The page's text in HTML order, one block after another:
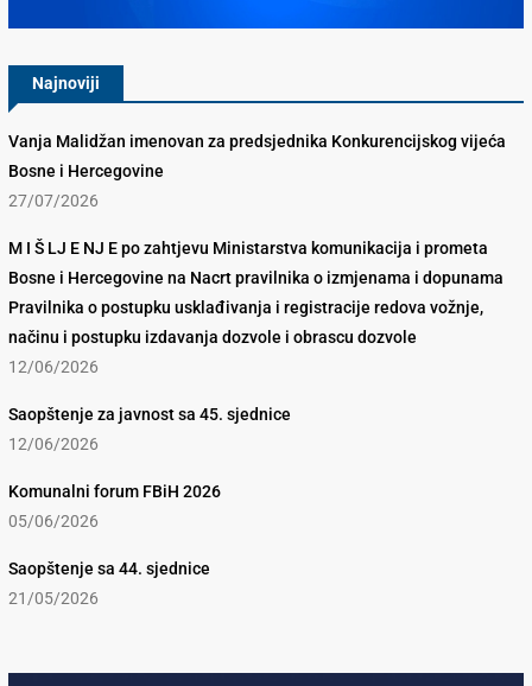
Najnoviji
Vanja Malidžan imenovan za predsjednika Konkurencijskog vijeća
Bosne i Hercegovine
27/07/2026
M I Š LJ E NJ E po zahtjevu Ministarstva komunikacija i prometa
Bosne i Hercegovine na Nacrt pravilnika o izmjenama i dopunama
Pravilnika o postupku usklađivanja i registracije redova vožnje,
načinu i postupku izdavanja dozvole i obrascu dozvole
12/06/2026
Saopštenje za javnost sa 45. sjednice
12/06/2026
Komunalni forum FBiH 2026
05/06/2026
Saopštenje sa 44. sjednice
21/05/2026